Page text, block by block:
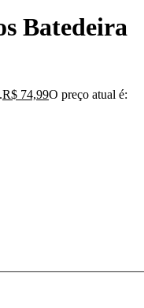
Batedeira
R$ 74,99O preço atual é: